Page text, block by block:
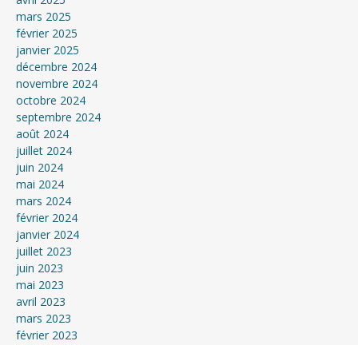
mars 2025
février 2025
janvier 2025
décembre 2024
novembre 2024
octobre 2024
septembre 2024
août 2024
juillet 2024
juin 2024
mai 2024
mars 2024
février 2024
janvier 2024
juillet 2023
juin 2023
mai 2023
avril 2023
mars 2023
février 2023